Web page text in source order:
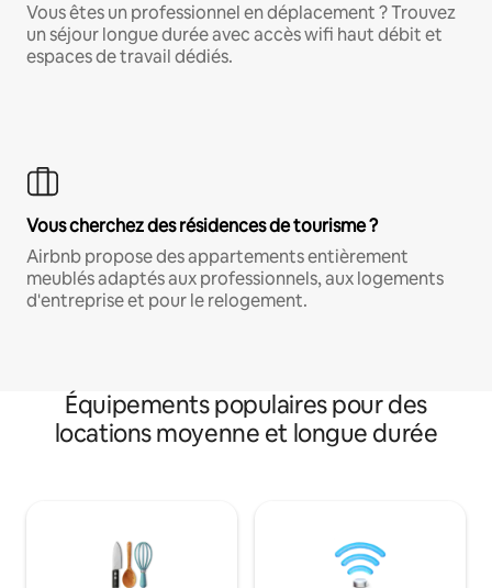
Vous êtes un professionnel en déplacement ? Trouvez
un séjour longue durée avec accès wifi haut débit et
espaces de travail dédiés.
Vous cherchez des résidences de tourisme ?
Airbnb propose des appartements entièrement
meublés adaptés aux professionnels, aux logements
d'entreprise et pour le relogement.
Équipements populaires pour des
locations moyenne et longue durée